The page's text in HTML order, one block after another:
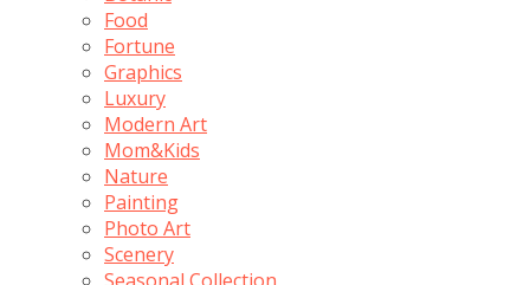
Food
Fortune
Graphics
Luxury
Modern Art
Mom&Kids
Nature
Painting
Photo Art
Scenery
Seasonal Collection